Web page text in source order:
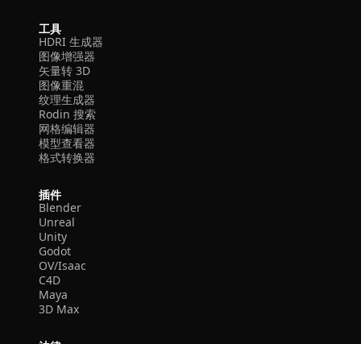
工具
HDRI 生成器
图像增强器
矢量转 3D
图像重混
纹理生成器
Rodin 搜索
网格编辑器
模型查看器
格式转换器
插件
Blender
Unreal
Unity
Godot
OV/Isaac
C4D
Maya
3D Max